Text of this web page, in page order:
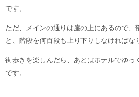
です。
ただ、メインの通りは崖の上にあるので、
と、階段を何百段も上り下りしなければな
街歩きを楽しんだら、あとはホテルでゆっ
です。